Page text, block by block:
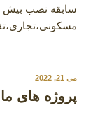
نوشته‌شده
می 21, 2022
پروژه های ما